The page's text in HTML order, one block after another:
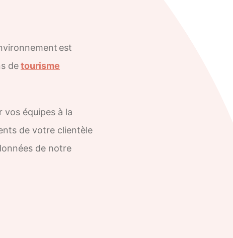
est
detourisme
équipes à la
de votre clientèle
de notre